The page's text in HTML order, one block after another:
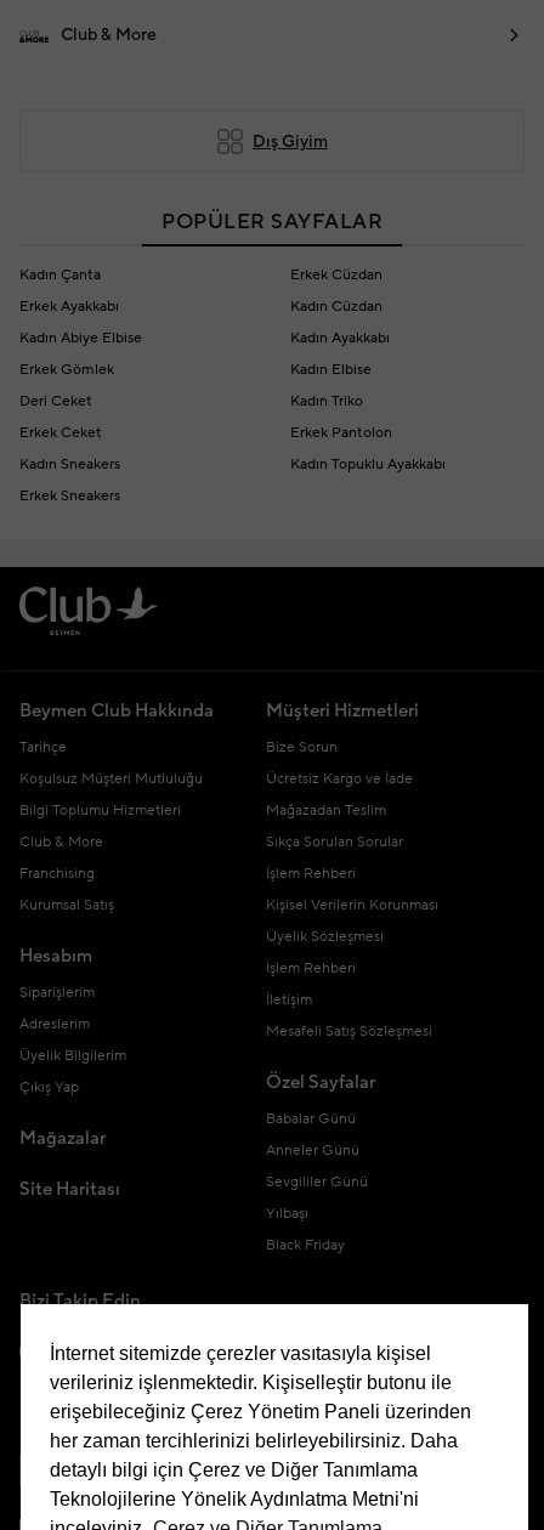
Club & More
Dış Giyim
POPÜLER SAYFALAR
Kadın Çanta
Erkek Cüzdan
Erkek Ayakkabı
Kadın Cüzdan
Kadın Abiye Elbise
Kadın Ayakkabı
Erkek Gömlek
Kadın Elbise
Deri Ceket
Kadın Triko
Erkek Ceket
Erkek Pantolon
Kadın Sneakers
Kadın Topuklu Ayakkabı
Erkek Sneakers
Beymen Club Hakkında
Tarihçe
Koşulsuz Müşteri Mutluluğu
Bilgi Toplumu Hizmetleri
Club & More
Franchising
Kurumsal Satış
Hesabım
Siparişlerim
Adreslerim
Üyelik Bilgilerim
Çıkış Yap
Mağazalar
Site Haritası
Müşteri Hizmetleri
Bize Sorun
Ücretsiz Kargo ve İade
Mağazadan Teslim
Sıkça Sorulan Sorular
İşlem Rehberi
Kişisel Verilerin Korunması
Üyelik Sözleşmesi
İşlem Rehberi
İletişim
Mesafeli Satış Sözleşmesi
Özel Sayfalar
Babalar Günü
Anneler Günü
Sevgililer Günü
Yılbaşı
Black Friday
Bizi Takip Edin
Uygulamamızı İndirin
İnternet sitemizde çerezler vasıtasıyla kişisel
verileriniz işlenmektedir. Kişiselleştir butonu ile
erişebileceğiniz Çerez Yönetim Paneli üzerinden
her zaman tercihlerinizi belirleyebilirsiniz. Daha
detaylı bilgi için Çerez ve Diğer Tanımlama
Teknolojilerine Yönelik Aydınlatma Metni'ni